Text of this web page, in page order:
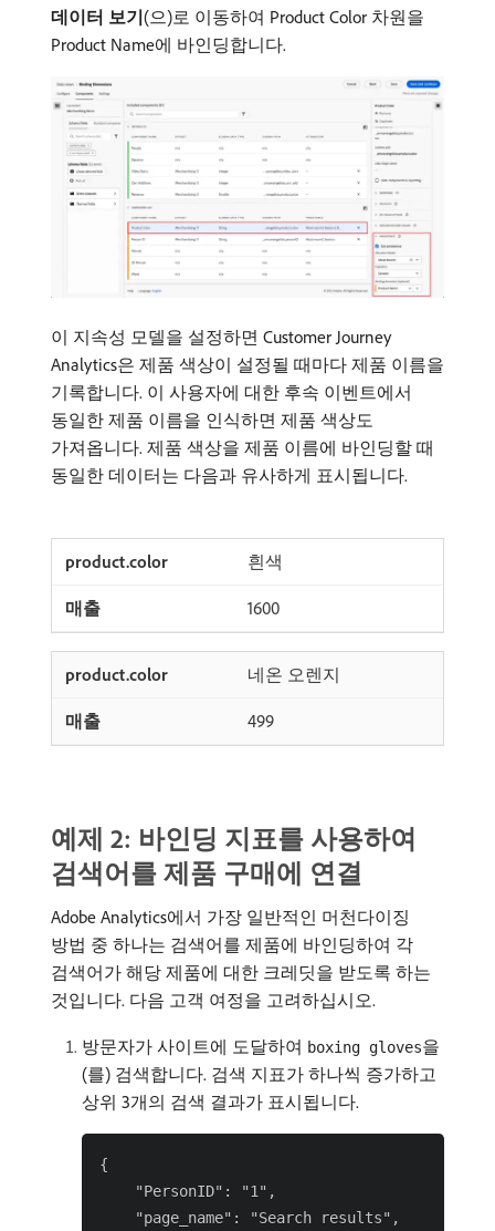
데이터 보기(으)로 이동하여 Product Color 차원을
Product Name에 바인딩합니다.
이 지속성 모델을 설정하면 Customer Journey
Analytics은 제품 색상이 설정될 때마다 제품 이름을
기록합니다. 이 사용자에 대한 후속 이벤트에서
동일한 제품 이름을 인식하면 제품 색상도
가져옵니다. 제품 색상을 제품 이름에 바인딩할 때
동일한 데이터는 다음과 유사하게 표시됩니다.
흰색
1600
네온 오렌지
499
예제 2: 바인딩 지표를 사용하여
검색어를 제품 구매에 연결
Adobe Analytics에서 가장 일반적인 머천다이징
방법 중 하나는 검색어를 제품에 바인딩하여 각
검색어가 해당 제품에 대한 크레딧을 받도록 하는
것입니다. 다음 고객 여정을 고려하십시오.
방문자가 사이트에 도달하여 boxing gloves을
(를) 검색합니다. 검색 지표가 하나씩 증가하고
상위 3개의 검색 결과가 표시됩니다.
{
    "PersonID": "1",
    "page_name": "Search results",